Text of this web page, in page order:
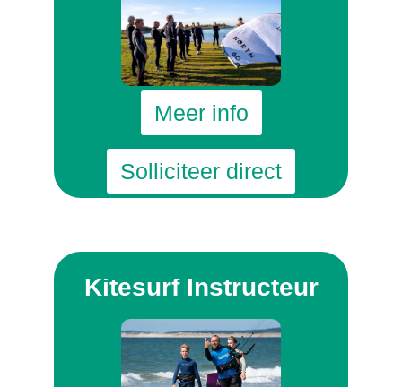
Meer info
Solliciteer direct
Kitesurf Instructeur